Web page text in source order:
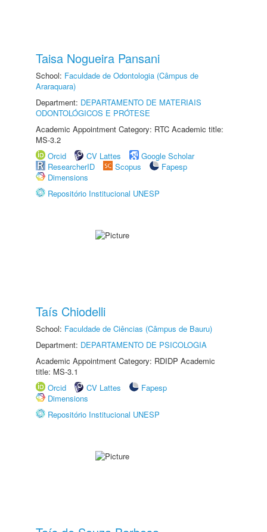
Taisa Nogueira Pansani
School: Faculdade de Odontologia (Câmpus de
Araraquara)
Department: DEPARTAMENTO DE MATERIAIS
ODONTOLÓGICOS E PRÓTESE
Academic Appointment Category: RTC Academic title:
MS-3.2
Orcid
CV Lattes
Google Scholar
ResearcherID
Scopus
Fapesp
Dimensions
Repositório Institucional UNESP
Taís Chiodelli
School: Faculdade de Ciências (Câmpus de Bauru)
Department: DEPARTAMENTO DE PSICOLOGIA
Academic Appointment Category: RDIDP Academic
title: MS-3.1
Orcid
CV Lattes
Fapesp
Dimensions
Repositório Institucional UNESP